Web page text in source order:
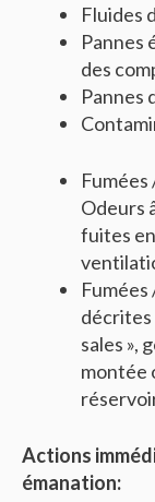
Fluides
Pannes
des
Pannes
Odeurs
fuites
décrites
sales »,
montée
Actions
émanation: